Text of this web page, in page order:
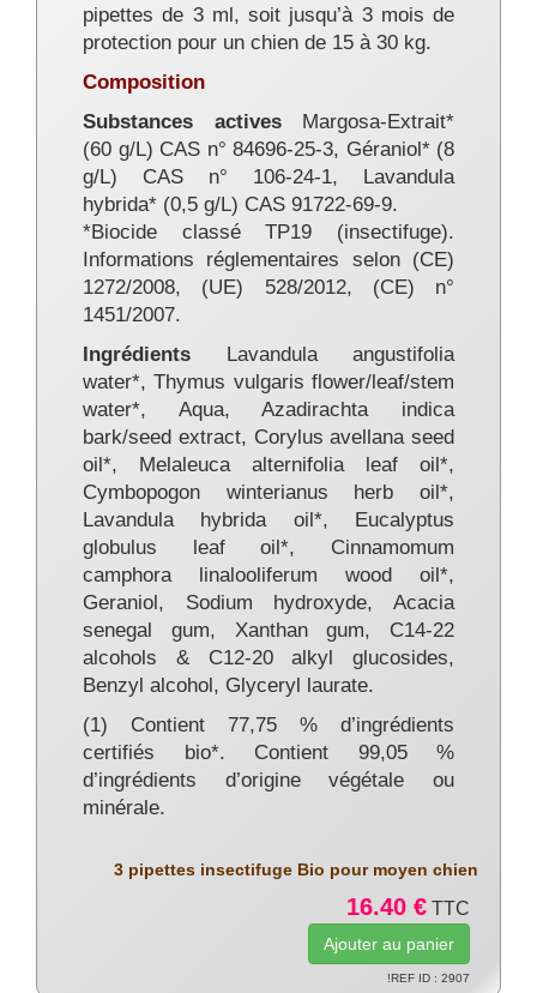
pipettes de 3 ml, soit jusqu’à 3 mois de
protection pour un chien de 15 à 30 kg.
Composition
Substances activesMargosa-Extrait*
(60 g/L) CAS n° 84696-25-3, Géraniol* (8
g/L) CAS n° 106-24-1, Lavandula
hybrida* (0,5 g/L) CAS 91722-69-9.
*Biocide classé TP19 (insectifuge).
Informations réglementaires selon (CE)
1272/2008, (UE) 528/2012, (CE) n°
1451/2007.
Ingrédients Lavandula angustifolia
water*, Thymus vulgaris flower/leaf/stem
water*, Aqua, Azadirachta indica
bark/seed extract, Corylus avellana seed
oil*, Melaleuca alternifolia leaf oil*,
Cymbopogon winterianus herb oil*,
Lavandula hybrida oil*, Eucalyptus
globulus leaf oil*, Cinnamomum
camphora linalooliferum wood oil*,
Geraniol, Sodium hydroxyde, Acacia
senegal gum, Xanthan gum, C14-22
alcohols & C12-20 alkyl glucosides,
Benzyl alcohol, Glyceryl laurate.
(1) Contient 77,75 % d’ingrédients
certifiés bio*. Contient 99,05 %
d’ingrédients d’origine végétale ou
minérale.
3 pipettes insectifuge Bio pour moyen chien
16.40 € TTC
!REF ID : 2907